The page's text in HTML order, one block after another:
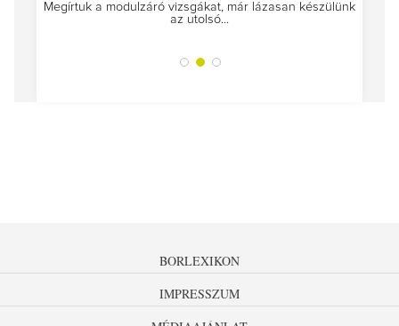
Megírtuk a modulzáró vizsgákat, már lázasan készülünk
az utolsó...
BORLEXIKON
IMPRESSZUM